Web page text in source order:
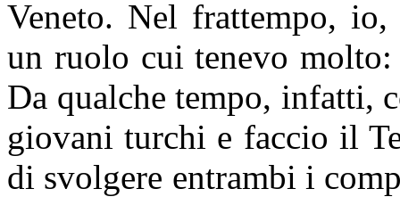
Veneto. Nel frattempo,
un ruolo cui tenevo
Da qualche tempo, infatti,
giovani turchi e faccio il
di svolgere entrambi i